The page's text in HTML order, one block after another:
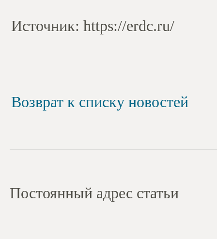
Источник: https://erdc.ru/
Возврат к списку новостей
Постоянный адрес статьи